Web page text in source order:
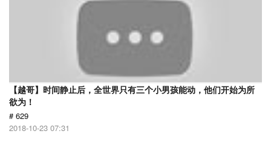
【越哥】时间静止后，全世界只有三个小男孩能动，他们开始为所
欲为！
# 629
2018-10-23 07:31